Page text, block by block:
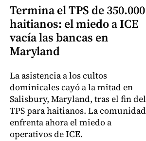
Termina el TPS de 350.000
haitianos: el miedo a ICE
vacía las bancas en
Maryland
La asistencia a los cultos
dominicales cayó a la mitad en
Salisbury, Maryland, tras el fin del
TPS para haitianos. La comunidad
enfrenta ahora el miedo a
operativos de ICE.